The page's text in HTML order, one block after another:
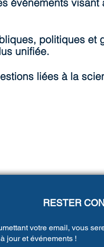
politiques et
unifiée.
liées à la
RESTER
votre email, vous
jour et événements !